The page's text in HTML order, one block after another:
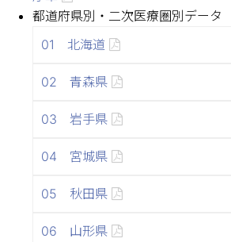
都道府県別・二次医療圏別データ
01 北海道
02 青森県
03 岩手県
04 宮城県
05 秋田県
06 山形県